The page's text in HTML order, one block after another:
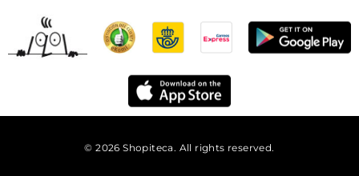
© 2026 Shopiteca. All rights reserved.